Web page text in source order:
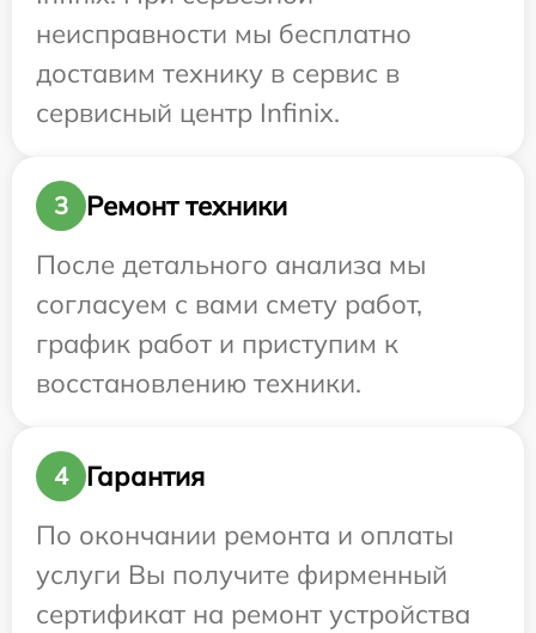
неисправности мы бесплатно
доставим технику в сервис в
сервисный центр Infinix.
3
Ремонт техники
После детального анализа мы
согласуем с вами смету работ,
график работ и приступим к
восстановлению техники.
4
Гарантия
По окончании ремонта и оплаты
услуги Вы получите фирменный
сертификат на ремонт устройства